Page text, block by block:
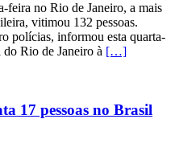
feira no Rio de Janeiro, a mais
vitimou 132 pessoas.
polícias, informou esta quarta-
Rio de Janeiro à […]
17 pessoas no Brasil